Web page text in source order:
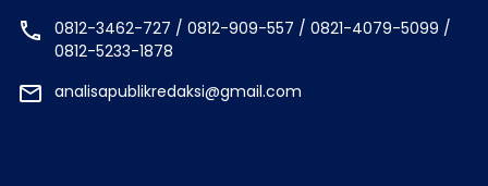
0812-3462-727 / 0812-909-557 / 0821-4079-5099 /
0812-5233-1878
analisapublikredaksi@gmail.com